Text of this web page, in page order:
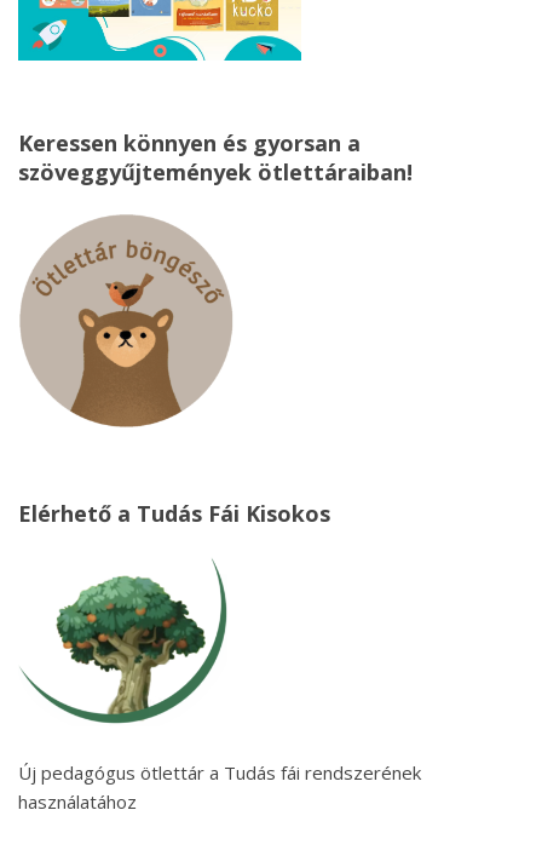
Keressen könnyen és gyorsan a
szöveggyűjtemények ötlettáraiban!
Elérhető a Tudás Fái Kisokos
Új pedagógus ötlettár a Tudás fái rendszerének
használatához